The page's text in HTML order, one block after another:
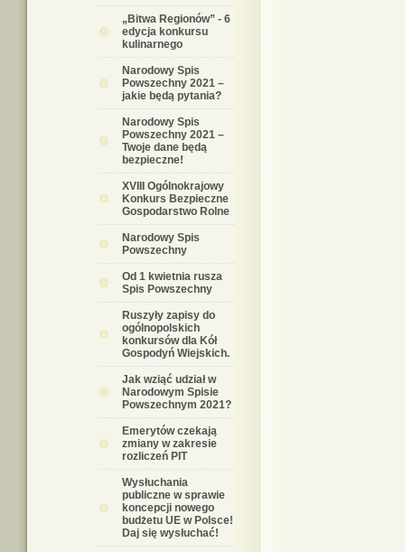
„Bitwa Regionów” - 6
edycja konkursu
kulinarnego
Narodowy Spis
Powszechny 2021 –
jakie będą pytania?
Narodowy Spis
Powszechny 2021 –
Twoje dane będą
bezpieczne!
XVIII Ogólnokrajowy
Konkurs Bezpieczne
Gospodarstwo Rolne
Narodowy Spis
Powszechny
Od 1 kwietnia rusza
Spis Powszechny
Ruszyły zapisy do
ogólnopolskich
konkursów dla Kół
Gospodyń Wiejskich.
Jak wziąć udział w
Narodowym Spisie
Powszechnym 2021?
Emerytów czekają
zmiany w zakresie
rozliczeń PIT
Wysłuchania
publiczne w sprawie
koncepcji nowego
budżetu UE w Polsce!
Daj się wysłuchać!